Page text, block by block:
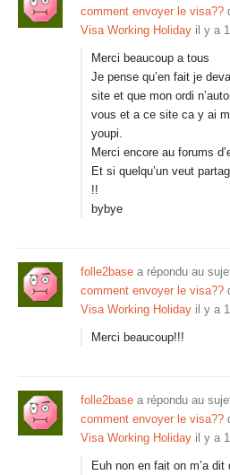
comment envoyer le visa??
Visa Working Holiday il y a
Merci beaucoup a tous
Je pense qu’en fait je
site et que mon ordi
vous et a ce site ca y ai
youpi.
Merci encore au forums
Et si quelqu’un veut
!!
bybye
folle2base a répondu au
comment envoyer le visa??
Visa Working Holiday il y a
Merci beaucoup!!!
folle2base a répondu au
comment envoyer le visa??
Visa Working Holiday il y a
Euh non en fait on m’a